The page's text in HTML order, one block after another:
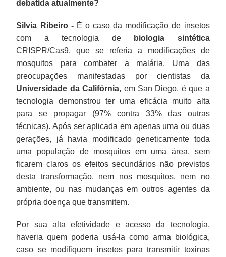
debatida atualmente?
Silvia Ribeiro -É o caso da modificação de insetos
com a tecnologia de
biologia sintética
CRISPR/Cas9, que se referia a modificações de
mosquitos para combater a malária. Uma das
preocupações manifestadas por cientistas da
Universidade da Califórnia, em San Diego, é que a
tecnologia demonstrou ter uma eficácia muito alta
para se propagar (97% contra 33% das outras
técnicas). Após ser aplicada em apenas uma ou duas
gerações, já havia modificado geneticamente toda
uma população de mosquitos em uma área, sem
ficarem claros os efeitos secundários não previstos
desta transformação, nem nos mosquitos, nem no
ambiente, ou nas mudanças em outros agentes da
própria doença que transmitem.
Por sua alta efetividade e acesso da tecnologia,
haveria quem poderia usá-la como arma biológica,
caso se modifiquem insetos para transmitir toxinas